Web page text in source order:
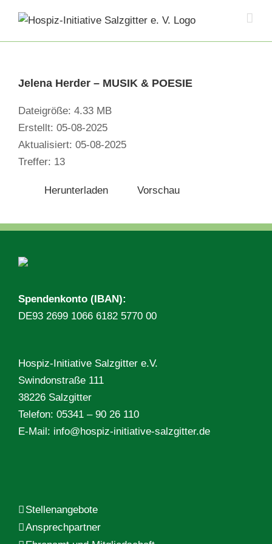
content
Jelena Herder – MUSIK & POESIE
Dateigröße: 4.33 MB
Erstellt: 05-08-2025
Aktualisiert: 05-08-2025
Treffer: 13
Herunterladen Vorschau
Spendenkonto (IBAN):
DE93 2699 1066 6182 5770 00
Hospiz-Initiative Salzgitter e.V.
Swindonstraße 111
38226 Salzgitter
Telefon: 05341 – 90 26 110
E-Mail: info@hospiz-initiative-salzgitter.de
Stellenangebote
Ansprechpartner